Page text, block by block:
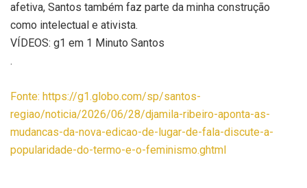
afetiva, Santos também faz parte da minha construção
como intelectual e ativista.
VÍDEOS: g1 em 1 Minuto Santos
.
Fonte: https://g1.globo.com/sp/santos-
regiao/noticia/2026/06/28/djamila-ribeiro-aponta-as-
mudancas-da-nova-edicao-de-lugar-de-fala-discute-a-
popularidade-do-termo-e-o-feminismo.ghtml